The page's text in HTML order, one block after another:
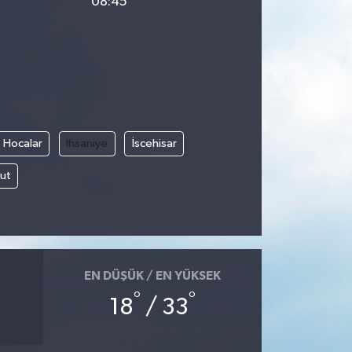
Hocalar İhsaniye İscehisar
EN DÜŞÜK / EN YÜKSEK
18° / 33°